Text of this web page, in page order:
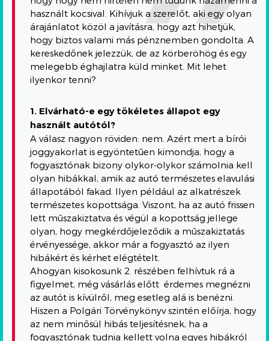
használt kocsival. Kihívjuk a szerelőt, aki egy olyan
árajánlatot közöl a javításra, hogy azt hihetjük,
hogy biztos valami más pénznemben gondolta. A
kereskedőnek jelezzük, de az körberöhög és egy
melegebb éghajlatra küld minket. Mit lehet
ilyenkor tenni?
1. Elvárható-e egy tökéletes állapot egy
használt autótól?
A válasz nagyon röviden: nem. Azért mert a bírói
joggyakorlat is egyöntetűen kimondja, hogy a
fogyasztónak bizony olykor-olykor számolnia kell
olyan hibákkal, amik az autó természetes elavulási
állapotából fakad. Ilyen például az alkatrészek
természetes kopottsága. Viszont, ha az autó frissen
lett műszakiztatva és végül a kopottság jellege
olyan, hogy megkérdőjeleződik a műszakiztatás
érvényessége, akkor már a fogyasztó az ilyen
hibákért és kérhet elégtételt.
Ahogyan kisokosunk 2. részében felhívtuk rá a
figyelmet, még vásárlás előtt érdemes megnézni
az autót is kívülről, meg esetleg alá is benézni.
Hiszen a Polgári Törvénykönyv szintén előírja, hogy
az nem minősül hibás teljesítésnek, ha a
fogyasztónak tudnia kellett volna egyes hibákról